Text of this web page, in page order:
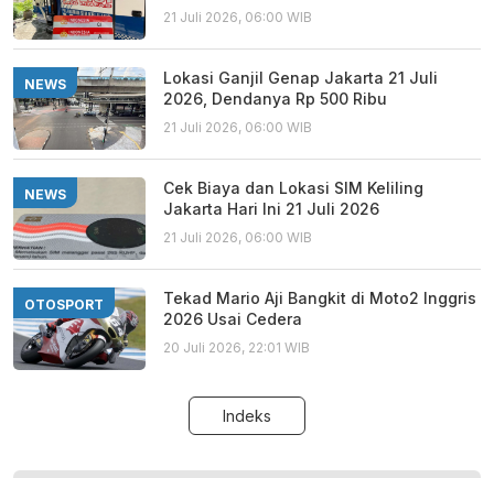
21 Juli 2026, 06:00 WIB
NEWS
Lokasi Ganjil Genap Jakarta 21 Juli
2026, Dendanya Rp 500 Ribu
21 Juli 2026, 06:00 WIB
NEWS
Cek Biaya dan Lokasi SIM Keliling
Jakarta Hari Ini 21 Juli 2026
21 Juli 2026, 06:00 WIB
OTOSPORT
Tekad Mario Aji Bangkit di Moto2 Inggris
2026 Usai Cedera
20 Juli 2026, 22:01 WIB
Indeks